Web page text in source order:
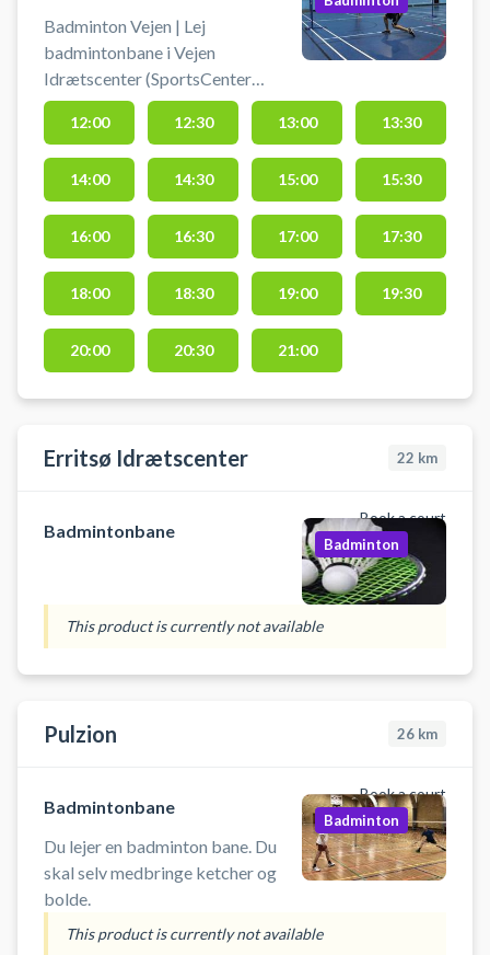
Badminton Vejen | Lej
badmintonbane i Vejen
Idrætscenter (SportsCenter
Danmark). Book en
badmintonbane og spil badminton
i Vejen på en af de mange
badmintonbaner i Vejen
Idrætscenter. Lej ketcher og køb
bolde i Sportsbooking /
receptionen, der ligger lige ved
hovedindgangen. Gratis parkering
findes foran Vejen Idrætscenter,
som findes Petersmindevej 1 6600
Vejen - lige ved SportsCenter
Danmark. #badminton-vejen #lej-
badminton-i-vejen
12:00 12:30 13:00 13:30
14:00 14:30 15:00 15:30
16:00 16:30 17:00 17:30
18:00 18:30 19:00 19:30
20:00 20:30 21:00
Erritsø Idrætscenter 22 km
Book a court
Badmintonbane
Badminton
This product is currently not available
Pulzion 26 km
Book a court
Badmintonbane
Du lejer en badminton bane. Du
skal selv medbringe ketcher og
bolde.
Badminton
This product is currently not available